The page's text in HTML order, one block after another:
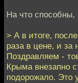
На что способны,
> А в итоге,
раза в цене, и за
Поздравляем -
Крыма внезапно
подорожало. Это